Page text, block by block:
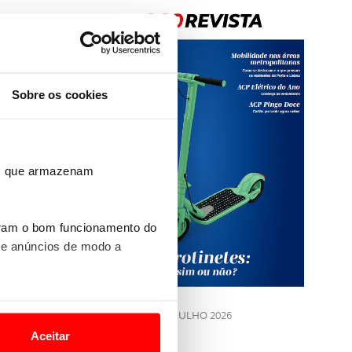
Sobre os cookies
armazenam
o bom funcionamento do
anúncios de modo a
Aceitar
JULHO 2026